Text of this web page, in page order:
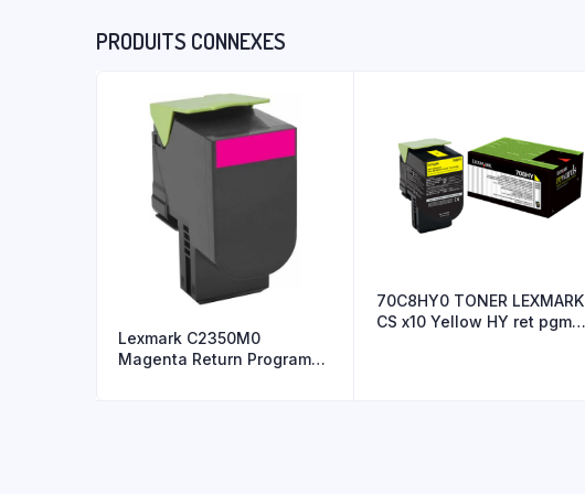
PRODUITS CONNEXES
Lexmark C2350M0
Magenta Return Program
70C8HY0 TONER LEXMARK
CS x10 Yellow HY ret pgm